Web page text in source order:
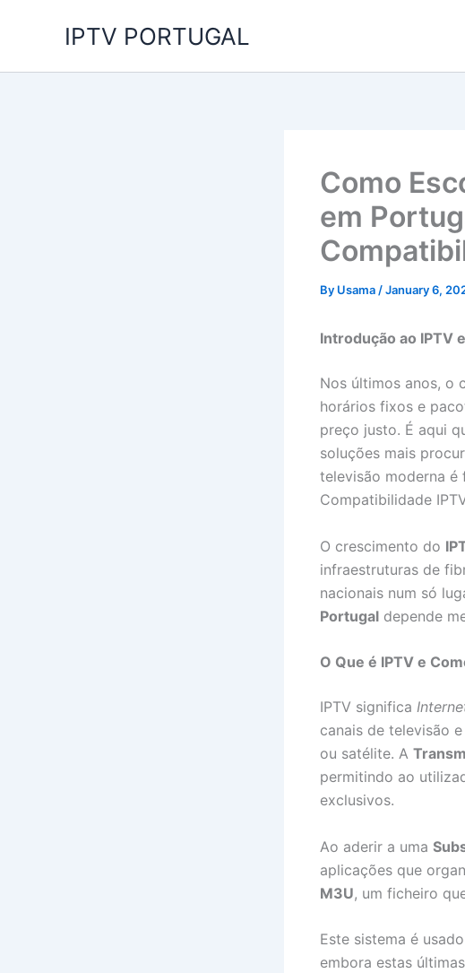
IPTV PORTUGAL
Como
em
By Usama /January 6,
Introdução ao IPTV
Nos últimos anos, o
horários fixos e
preço justo. É aqui
soluções mais
televisão moderna é
Compatibilidade
O crescimento do
infraestruturas de
nacionais num só
Portugal depende
O Que é IPTV e
IPTV significa
canais de televisão
ou satélite. A
permitindo ao
exclusivos.
Ao aderir a uma
aplicações que
M3U, um ficheiro
Este sistema é
embora estas